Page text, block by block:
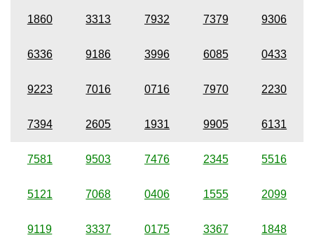
1860 3313 7932 7379 9306
6336 9186 3996 6085 0433
9223 7016 0716 7970 2230
7394 2605 1931 9905 6131
7581 9503 7476 2345 5516
5121 7068 0406 1555 2099
9119 3337 0175 3367 1848